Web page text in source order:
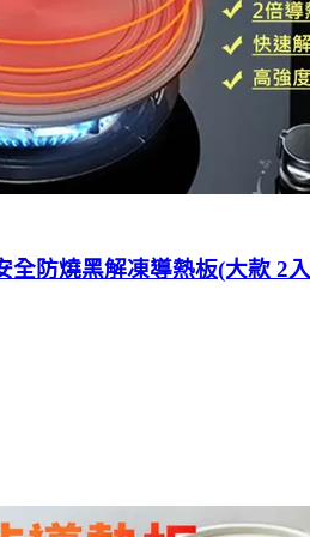
全防燒黑解凍導熱板(大款 2